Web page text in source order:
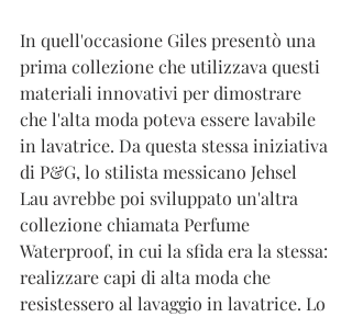
In quell'occasione Giles presentò una
prima collezione che utilizzava questi
materiali innovativi per dimostrare
che l'alta moda poteva essere lavabile
in lavatrice. Da questa stessa iniziativa
di P&G, lo stilista messicano Jehsel
Lau avrebbe poi sviluppato un'altra
collezione chiamata Perfume
Waterproof, in cui la sfida era la stessa:
realizzare capi di alta moda che
resistessero al lavaggio in lavatrice. Lo